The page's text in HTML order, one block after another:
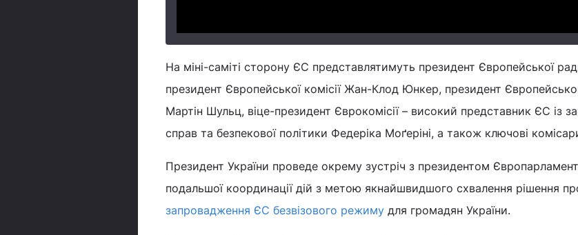
На міні-саміті сторону ЄС представлятимуть президент Європейської
президент Європейської комісії Жан-Клод Юнкер, президент
Мартін Шульц, віце-президент Єврокомісії – високий представник ЄС із
справ та безпекової політики Федеріка Моґеріні, а також ключові
Президент України проведе окрему зустріч з президентом
подальшої координації дій з метою якнайшвидшого схвалення рішення
запровадження ЄС безвізового режиму для громадян України.